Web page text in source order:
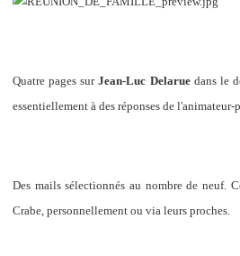
Quatre pages surJean-Luc Delaruedans le
essentiellement à des réponses de
Des mails sélectionnés au nombre de neuf.
Crabe, personnellement ou via leurs proches.